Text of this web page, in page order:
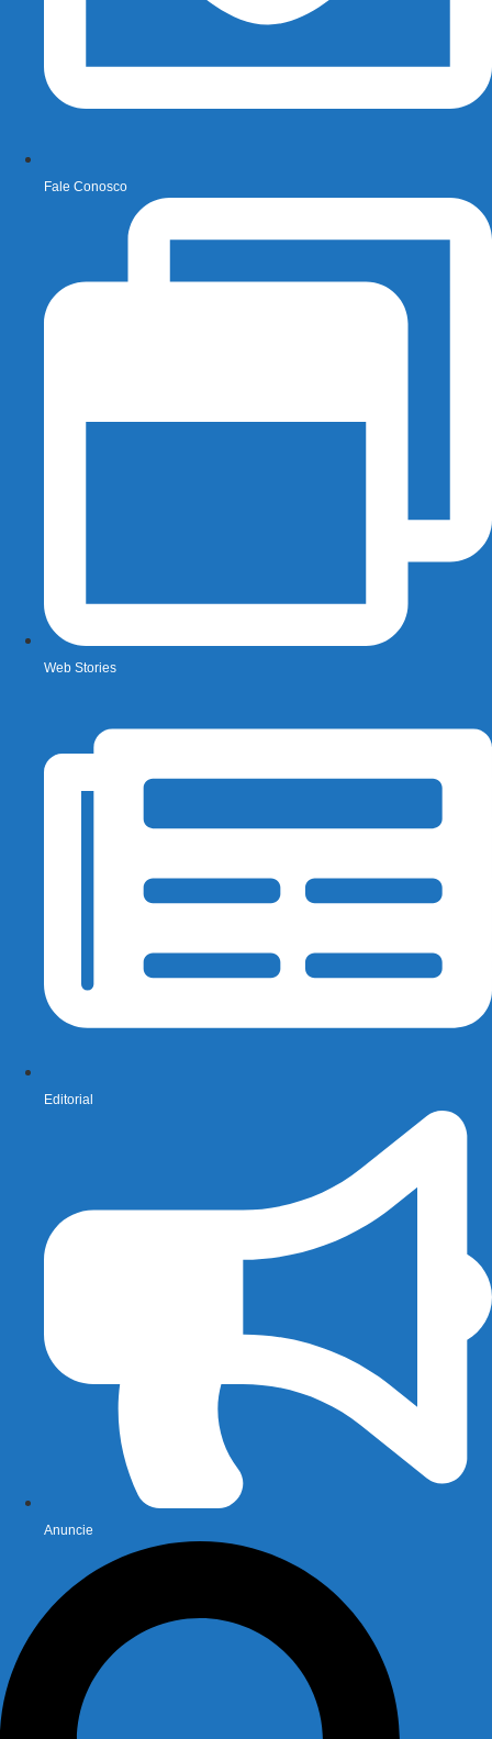
Fale Conosco
Web Stories
Editorial
Anuncie